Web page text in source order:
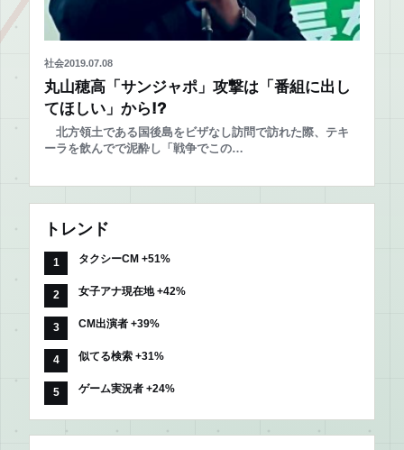
社会2019.07.08
丸山穂高「サンジャポ」攻撃は「番組に出し
てほしい」から!?
北方領土である国後島をビザなし訪問で訪れた際、テキ
ーラを飲んでで泥酔し「戦争でこの…
トレンド
タクシーCM +51%
女子アナ現在地 +42%
CM出演者 +39%
似てる検索 +31%
ゲーム実況者 +24%